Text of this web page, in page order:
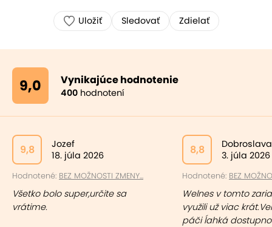
Uložiť Sledovať Zdielať
9,0 Vynikajúce hodnotenie
400 hodnotení
9,8
Jozef
18. júla 2026
Hodnotené: BEZ MOŽNOSTI ZMENY...
Všetko bolo super,určite sa
vrátime.
8,8
Dobroslava
3. júla 2026
Hodnotené: BEZ
Welnes v tomto
využili už viac
páči ĺahká